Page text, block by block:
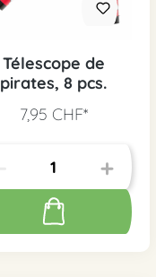
Télescope de
pirates, 8 pcs.
7,95 CHF*